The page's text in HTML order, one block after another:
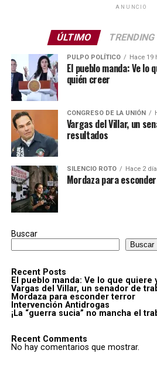
ANUNCIO
ÚLTIMO TRENDING
PULPO POLÍTICO Hace 19
El pueblo manda: Ve lo
quién creer
CONGRESO DE LA UNIÓN
Vargas del Villar, un
resultados
SILENCIO ROTO Hace 2
Mordaza para
Buscar
Buscar
Recent Posts
El pueblo manda: Ve lo que
Vargas del Villar, un senador de
Mordaza para esconder terror
Intervención Antidrogas
¡La “guerra sucia” no mancha el
Recent Comments
No hay comentarios que mostrar.